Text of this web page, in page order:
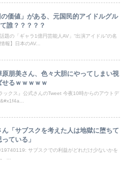
難所を提言します」
【｛あんこ｝やる夫達は異世界でのし上がりたいようです】 【第６３話：白熱する戦闘！】
【悲報】サイゼ絵師、アカウント停止に追い込まれるwwwwwww
の価値」がある、元国民的アイドルグル
誰？？？？？
題の「ギャラ1億円芸能人AV」“出演アイドル”の名
報】日本のAV...
原朋美さん、色々大胆にやってしまい視
るｗｗｗｗｗ
ックス』公式さんのTweet 今夜10時からのアウトデ
ん「サブスクを考えた人は地獄に堕ちて
ている」
サブスクでの利益がどれだけ少ないかを
...